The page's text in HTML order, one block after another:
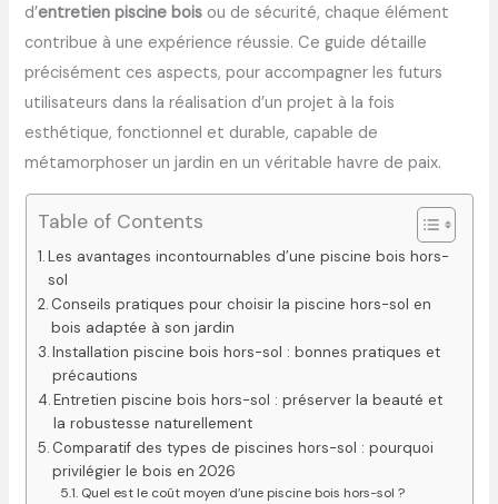
d’entretien piscine bois ou de sécurité, chaque élément
contribue à une expérience réussie. Ce guide détaille
précisément ces aspects, pour accompagner les futurs
utilisateurs dans la réalisation d’un projet à la fois
esthétique, fonctionnel et durable, capable de
métamorphoser un jardin en un véritable havre de paix.
Table of Contents
Les avantages incontournables d’une piscine bois hors-
sol
Conseils pratiques pour choisir la piscine hors-sol en
bois adaptée à son jardin
Installation piscine bois hors-sol : bonnes pratiques et
précautions
Entretien piscine bois hors-sol : préserver la beauté et
la robustesse naturellement
Comparatif des types de piscines hors-sol : pourquoi
privilégier le bois en 2026
Quel est le coût moyen d’une piscine bois hors-sol ?